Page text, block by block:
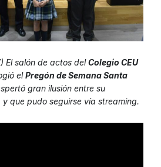
El salón de actos delColegio CEU
elPregón de Semana Santa
gran ilusión entre su
que pudo seguirse vía streaming.